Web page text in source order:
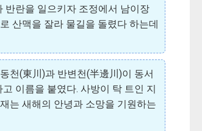
반란을 일으키자 조정에서 남이장
산맥을 잘라 물길을 돌렸다 하는데
천(東川)과 반변천(半邊川)이 동서
이름을 붙였다. 사방이 탁 트인 지
는 새해의 안녕과 소망을 기원하는